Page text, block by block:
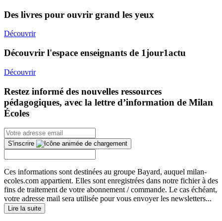
Des livres pour ouvrir grand les yeux
Découvrir
Découvrir l'espace enseignants de 1jour1actu
Découvrir
Restez informé des nouvelles ressources
pédagogiques, avec la lettre d’information de Milan
Écoles
S'inscrire
Ces informations sont destinées au groupe Bayard, auquel milan-
ecoles.com appartient. Elles sont enregistrées dans notre fichier à des
fins de traitement de votre abonnement / commande. Le cas échéant,
votre adresse mail sera utilisée pour vous envoyer les newsletters...
Lire la suite